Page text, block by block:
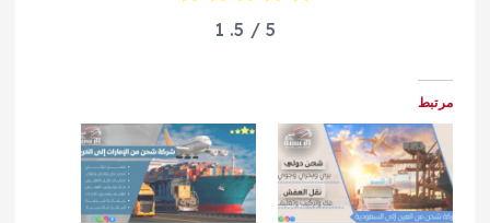
5
/ 5.
1
مرتبط